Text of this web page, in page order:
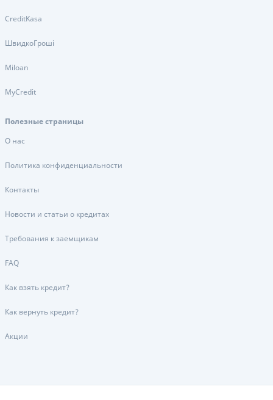
CreditKasa
ШвидкоГроші
Miloan
MyCredit
Полезные страницы
О нас
Политика конфиденциальности
Контакты
Новости и статьи о кредитах
Требования к заемщикам
FAQ
Как взять кредит?
Как вернуть кредит?
Акции